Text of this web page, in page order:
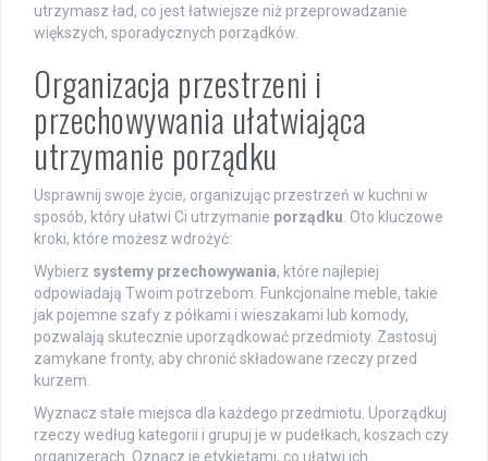
utrzymasz ład, co jest łatwiejsze niż przeprowadzanie
większych, sporadycznych porządków.
Organizacja przestrzeni i
przechowywania ułatwiająca
utrzymanie porządku
Usprawnij swoje życie, organizując przestrzeń w kuchni w
sposób, który ułatwi Ci utrzymanie porządku. Oto kluczowe
kroki, które możesz wdrożyć:
Wybierz systemy przechowywania, które najlepiej
odpowiadają Twoim potrzebom. Funkcjonalne meble, takie
jak pojemne szafy z półkami i wieszakami lub komody,
pozwalają skutecznie uporządkować przedmioty. Zastosuj
zamykane fronty, aby chronić składowane rzeczy przed
kurzem.
Wyznacz stałe miejsca dla każdego przedmiotu. Uporządkuj
rzeczy według kategorii i grupuj je w pudełkach, koszach czy
organizerach. Oznacz je etykietami, co ułatwi ich